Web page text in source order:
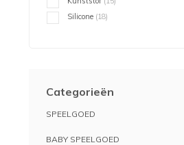
Silicone (18)
Categorieën
SPEELGOED
BABY SPEELGOED